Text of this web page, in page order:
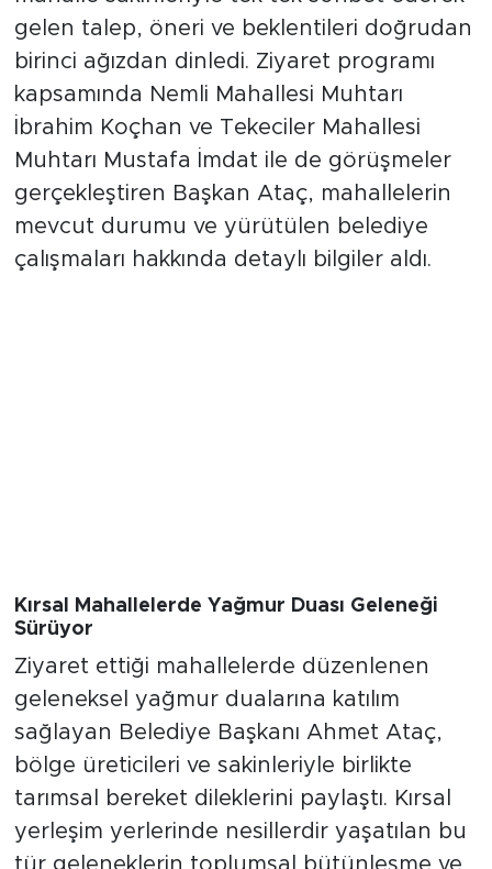
mahalle sakinleriyle tek tek sohbet ederek
gelen talep, öneri ve beklentileri doğrudan
birinci ağızdan dinledi. Ziyaret programı
kapsamında Nemli Mahallesi Muhtarı
İbrahim Koçhan ve Tekeciler Mahallesi
Muhtarı Mustafa İmdat ile de görüşmeler
gerçekleştiren Başkan Ataç, mahallelerin
mevcut durumu ve yürütülen belediye
Kırsal Mahallelerde Yağmur Duası Geleneği
Sürüyor
Ziyaret ettiği mahallelerde düzenlenen
geleneksel yağmur dualarına katılım
sağlayan Belediye Başkanı Ahmet Ataç,
bölge üreticileri ve sakinleriyle birlikte
tarımsal bereket dileklerini paylaştı. Kırsal
yerleşim yerlerinde nesillerdir yaşatılan bu